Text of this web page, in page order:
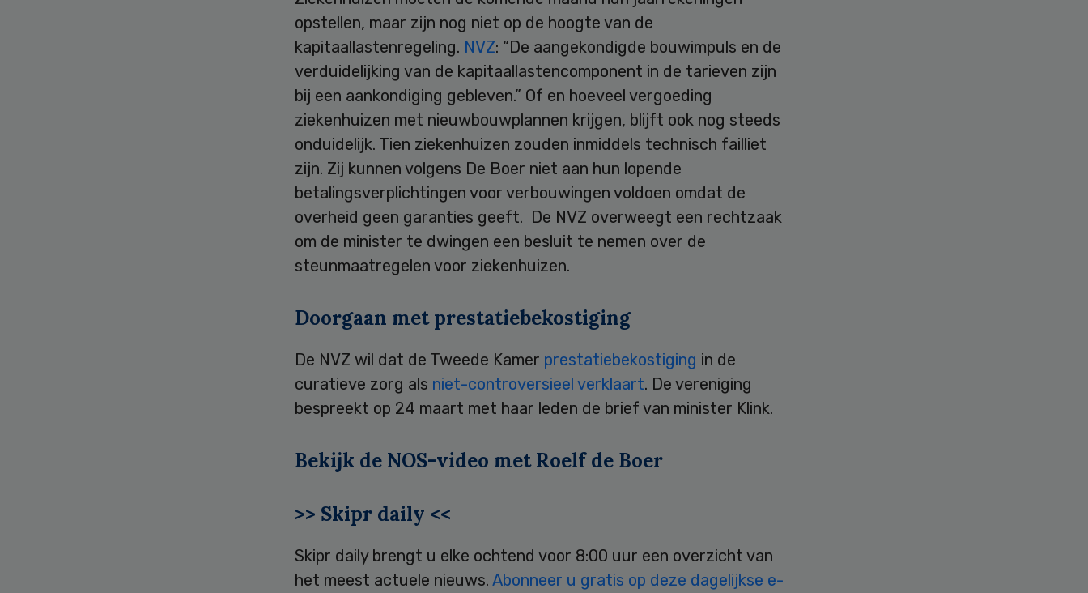
opstellen, maar zijn nog niet op de hoogte van de
kapitaallastenregeling. NVZ: “De aangekondigde bouwimpuls en de
verduidelijking van de kapitaallastencomponent in de tarieven zijn
bij een aankondiging gebleven.” Of en hoeveel vergoeding
ziekenhuizen met nieuwbouwplannen krijgen, blijft ook nog steeds
onduidelijk. Tien ziekenhuizen zouden inmiddels technisch failliet
zijn. Zij kunnen volgens De Boer niet aan hun lopende
betalingsverplichtingen voor verbouwingen voldoen omdat de
overheid geen garanties geeft. De NVZ overweegt een rechtzaak
om de minister te dwingen een besluit te nemen over de
steunmaatregelen voor ziekenhuizen.
Doorgaan met prestatiebekostiging
De NVZ wil dat de Tweede Kamer prestatiebekostiging in de
curatieve zorg als niet-controversieel verklaart. De vereniging
bespreekt op 24 maart met haar leden de brief van minister Klink.
Bekijk de NOS-video met Roelf de Boer
>> Skipr daily <<
Skipr daily brengt u elke ochtend voor 8:00 uur een overzicht van
het meest actuele nieuws. Abonneer u gratis op deze dagelijkse e-